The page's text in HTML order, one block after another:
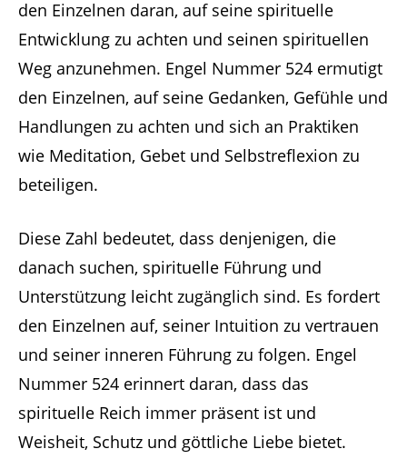
den Einzelnen daran, auf seine spirituelle
Entwicklung zu achten und seinen spirituellen
Weg anzunehmen. Engel Nummer 524 ermutigt
den Einzelnen, auf seine Gedanken, Gefühle und
Handlungen zu achten und sich an Praktiken
wie Meditation, Gebet und Selbstreflexion zu
beteiligen.
Diese Zahl bedeutet, dass denjenigen, die
danach suchen, spirituelle Führung und
Unterstützung leicht zugänglich sind. Es fordert
den Einzelnen auf, seiner Intuition zu vertrauen
und seiner inneren Führung zu folgen. Engel
Nummer 524 erinnert daran, dass das
spirituelle Reich immer präsent ist und
Weisheit, Schutz und göttliche Liebe bietet.